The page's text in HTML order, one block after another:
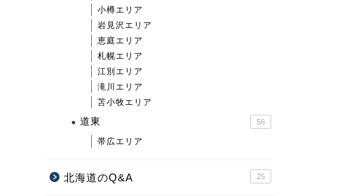
小樽エリア
岩見沢エリア
恵庭エリア
札幌エリア
江別エリア
滝川エリア
苫小牧エリア
道東 56
帯広エリア
北海道のQ&A 25